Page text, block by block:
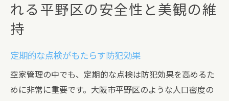
れる平野区の安全性と美観の維
持
定期的な点検がもたらす防犯効果
空家管理の中でも、定期的な点検は防犯効果を高めるた
めに非常に重要です。大阪市平野区のような人口密度の